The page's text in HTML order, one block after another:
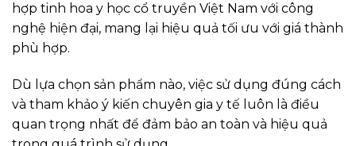
hợp tinh hoa y học cổ truyền Việt Nam với công
nghệ hiện đại, mang lại hiệu quả tối ưu với giá thành
phù hợp.
Dù lựa chọn sản phẩm nào, việc sử dụng đúng cách
và tham khảo ý kiến chuyên gia y tế luôn là điều
quan trọng nhất để đảm bảo an toàn và hiệu quả